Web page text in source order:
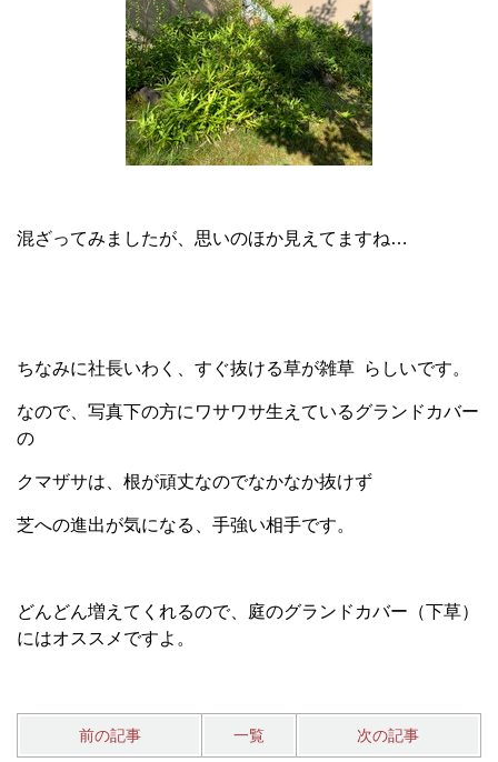
混ざってみましたが、思いのほか見えてますね…
ちなみに社長いわく、すぐ抜ける草が雑草 らしいです。
なので、写真下の方にワサワサ生えているグランドカバー
の
クマザサは、根が頑丈なのでなかなか抜けず
芝への進出が気になる、手強い相手です。
どんどん増えてくれるので、庭のグランドカバー（下草）
にはオススメですよ。
前の記事 一覧 次の記事